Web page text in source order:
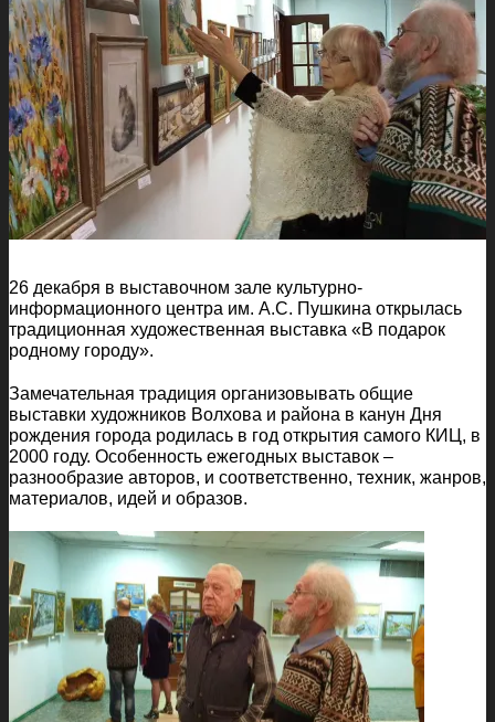
26 декабря в выставочном зале культурно-
информационного центра им. А.С. Пушкина открылась
традиционная художественная выставка «В подарок
родному городу».
Замечательная традиция организовывать общие
выставки художников Волхова и района в канун Дня
рождения города родилась в год открытия самого КИЦ, в
2000 году. Особенность ежегодных выставок –
разнообразие авторов, и соответственно, техник, жанров,
материалов, идей и образов.